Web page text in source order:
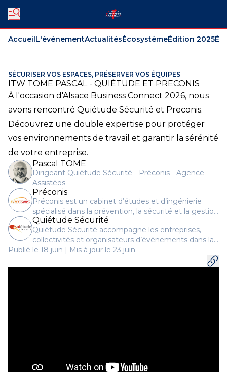
AccueilL'événementActualitésÉcosystèmeÉdition 2025
SÉCURISER VOS ESPACES, PRÉSERVER VOS ÉQUIPES
ITW TOME PASCAL - QUIÉTUDE ET PRECONIS
À l'occasion d'Alsace Business Connect 2026, nous
avons rencontré Quiétude Sécurité et Preconis.
Découvrez une double expertise pour protéger
vos environnements de travail et garantir la sérénité
de votre entreprise.
Pascal TOME
Dirigeant Quiétude Sécurité - Préconis - Agence
Assistéos
Préconis
Préconis est un cabinet d’études et d’ingénierie
spécialisé dans la prévention, la sécurité et la gestion
des risques.
Quiétude Sécurité
Quiétude Sécurité accompagne les entreprises,
collectivités et organisateurs d’événements dans la
protection des personnes, des biens et des sites.
Publié le 18 juin | Mis à jour le 23 juin